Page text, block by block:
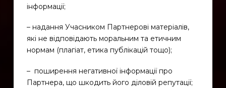
інформації;
– надання Учасником Партнерові матеріалів,
які не відповідають моральним та етичним
нормам (плагіат, етика публікацій тощо);
– поширення негативної інформації про
Партнера, що шкодить його діловій репутації;